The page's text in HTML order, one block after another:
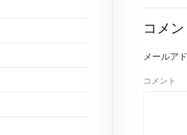
コメ
メールア
コメント